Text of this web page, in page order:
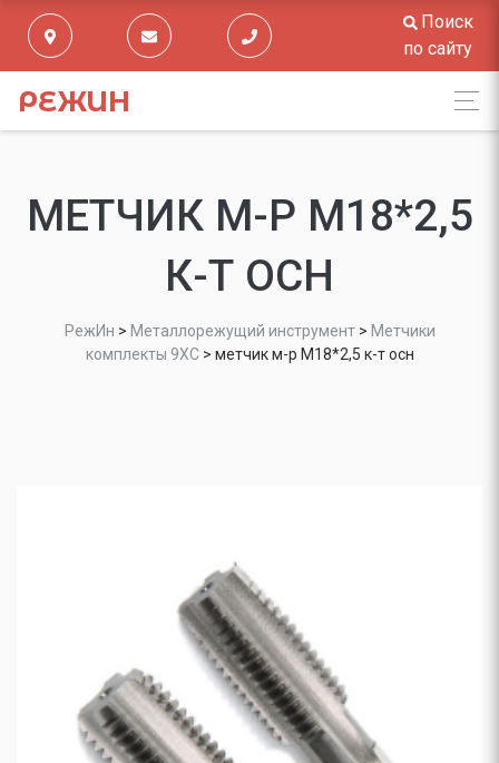
Поиск
по сайту
РЕЖИН
МЕТЧИК М-Р М18*2,5
К-Т ОСН
РежИн > Металлорежущий инструмент> Метчики
комплекты 9ХС > метчик м-р М18*2,5 к-т осн